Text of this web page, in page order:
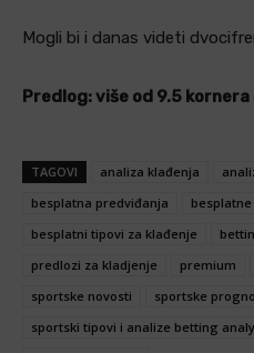
Mogli bi i danas videti
Predlog: više od 9.5
TAGOVI analiza klađenja
besplatna predviđanja
besplatni tipovi za klađenje
predlozi za kladjenje
premium
sportske novosti
sportske
sportski tipovi i analize betting